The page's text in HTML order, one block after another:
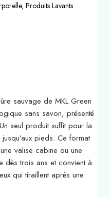
, Produits Lavants
sauvage de MKL Green
sans savon, présenté
seul produit suffit pour la
pieds. Ce format
valise cabine ou une
dès trois ans et convient à
qui tiraillent après une